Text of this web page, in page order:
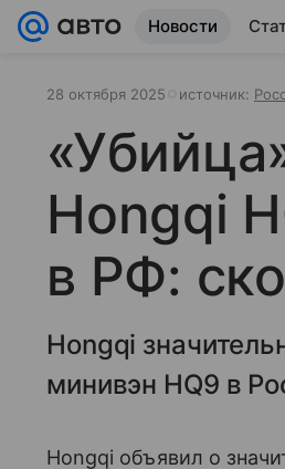
Новости
28 октября 2025 источник:
Hongqi
в РФ:
Hongqi
минивэн HQ9 в
Hongqi объявил о